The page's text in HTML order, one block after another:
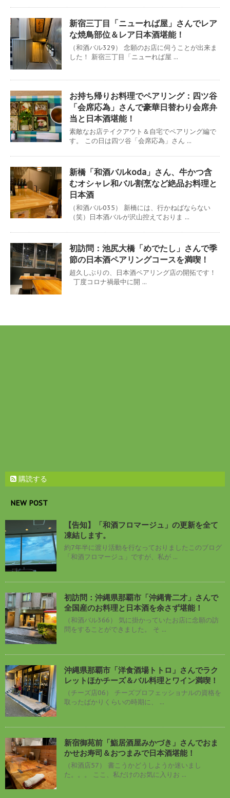
新宿三丁目「ニューれば屋」さんでレア
な焼鳥部位＆レア日本酒堪能！
（和酒バル329） 念願のお店に伺うことが出来ま
した！ 新宿三丁目「ニューれば屋 ...
お持ち帰りお料理でペアリング：四ツ谷
「会席応為」さんで豪華日替わり会席弁
当と日本酒堪能！
素敵なお店テイクアウト＆自宅でペアリング編で
す。 この日は四ツ谷「会席応為」さん ...
新橋「和酒バルkoda」さん、牛かつ含
むオシャレ和バル割烹など絶品お料理と
日本酒
（和酒バル035） 新橋には、行かねばならない
（笑）日本酒バルが沢山控えておりま ...
初訪問：池尻大橋「めでたし」さんで季
節の日本酒ペアリングコースを満喫！
超久しぶりの、日本酒ペアリング店の開拓です！
丁度コロナ禍最中に開 ...
購読する
NEW POST
【告知】「和酒フロマージュ」の更新を全て
凍結します。
約7年半に渡り活動を行なっておりましたこのブログ
「和酒フロマージュ」ですが、私が ...
初訪問：沖縄県那覇市「沖縄青二才」さんで
全国産のお料理と日本酒を余さず堪能！
（和酒バル366） 気に掛かっていたお店に念願の訪
問をすることができました。 そ ...
沖縄県那覇市「洋食酒場トトロ」さんでラク
レットほかチーズ＆バル料理とワイン満喫！
（チーズ店06） チーズプロフェッショナルの資格を
取ったばかりくらいの時期に、 ...
新宿御苑前「鮨居酒屋みかづき」さんでおま
かせお寿司＆おつまみで日本酒堪能！
（和酒店57） 書こうかどうしようか迷いまし
た。。。 ここ、私だけのお気に入りお ...